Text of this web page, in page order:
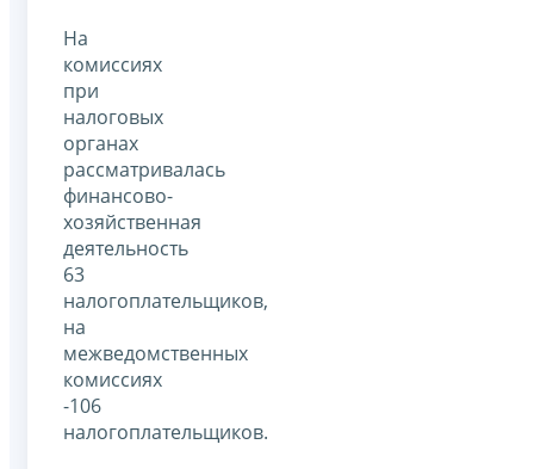
На
комиссиях
при
налоговых
органах
рассматривалась
финансово-
хозяйственная
деятельность
63
налогоплательщиков,
на
межведомственных
комиссиях
-106
налогоплательщиков.